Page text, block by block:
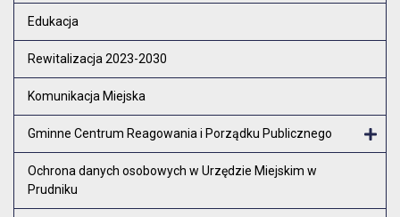
Edukacja
Rewitalizacja 2023-2030
Komunikacja Miejska
Gminne Centrum Reagowania i Porządku Publicznego
Ochrona danych osobowych w Urzędzie Miejskim w
Prudniku